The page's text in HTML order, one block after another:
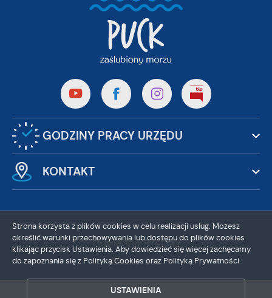
GODZINY PRACY URZĘDU
KONTAKT
Odwiedzin: 3741342
Online: 338
Strona korzysta z plików cookies w celu realizacji usług. Możesz
określić warunki przechowywania lub dostępu do plików cookies
klikając przycisk Ustawienia. Aby dowiedzieć się więcej zachęcamy
do zapoznania się z Polityką Cookies oraz Polityką Prywatności.
USTAWIENIA
ZAPISZ WYBRANE
ZEZWÓL NA WSZYSTKIE